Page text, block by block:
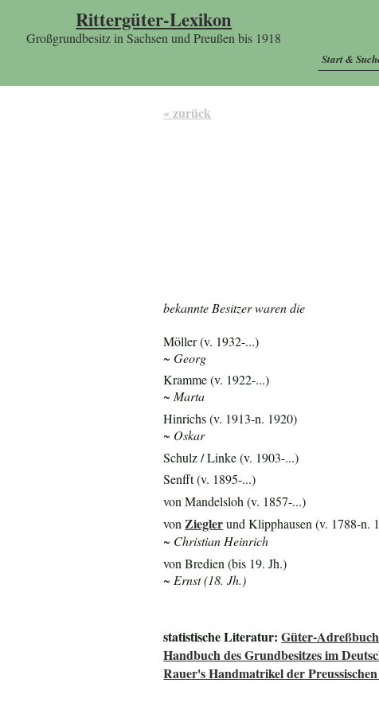
Rittergüter-Lexikon
Großgrundbesitz in Sachsen und Preußen bis 1918
Start &
« zurück
bekannte Besitzer waren die
Möller (v. 1932-...)
~ Georg
Kramme (v. 1922-...)
~ Marta
Hinrichs (v. 1913-n. 1920)
~ Oskar
Schulz / Linke (v. 1903-...)
Senfft (v. 1895-...)
von Mandelsloh (v. 1857-...)
vonZieglerund Klipphausen (v. 1788-n.
~ Christian Heinrich
von Bredien (bis 19. Jh.)
~ Ernst (18. Jh.)
statistische Literatur:Güter-
Handbuch des Grundbesitzes im
Rauer's Handmatrikel der